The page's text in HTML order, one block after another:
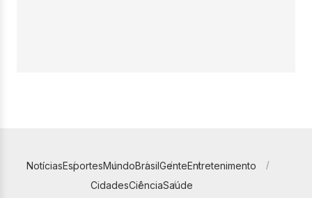
NotíciasEsportesMundoBrasilGenteEntretenimento
CidadesCiênciaSaúde